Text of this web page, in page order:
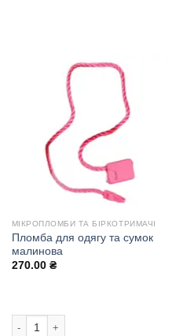
МІКРОПЛОМБИ ТА БІРКОТРИМАЧІ
Пломба для одягу та сумок
малинова
270.00 ₴